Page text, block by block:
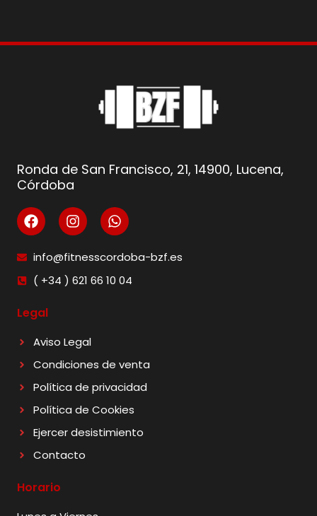
Ronda de San Francisco, 21, 14900, Lucena,
Córdoba
info@fitnesscordoba-bzf.es
( +34 ) 621 66 10 04
Legal
Aviso Legal
Condiciones de venta
Política de privacidad
Política de Cookies
Ejercer desistimiento
Contacto
Horario